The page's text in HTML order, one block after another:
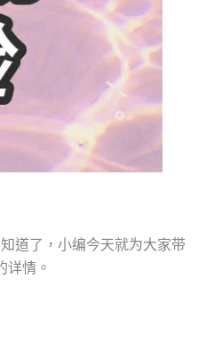
道了，小编今天就为大家带
详情。